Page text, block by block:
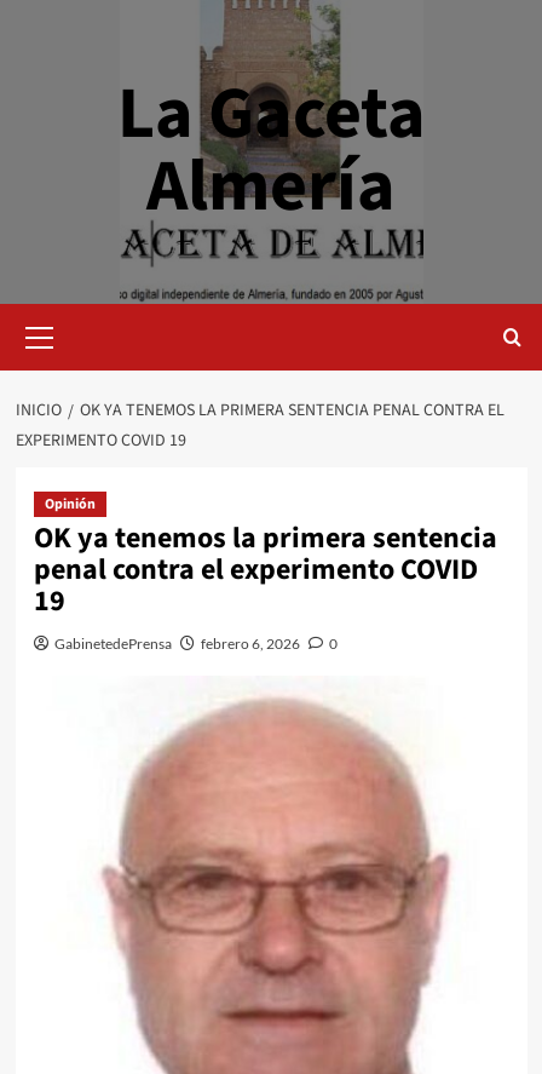
La Gaceta
Almería
primario
INICIO
OK YA TENEMOS LA PRIMERA SENTENCIA PENAL CONTRA EL
EXPERIMENTO COVID 19
Opinión
OK ya tenemos la primera sentencia
penal contra el experimento COVID
19
GabinetedePrensa febrero 6, 2026 0